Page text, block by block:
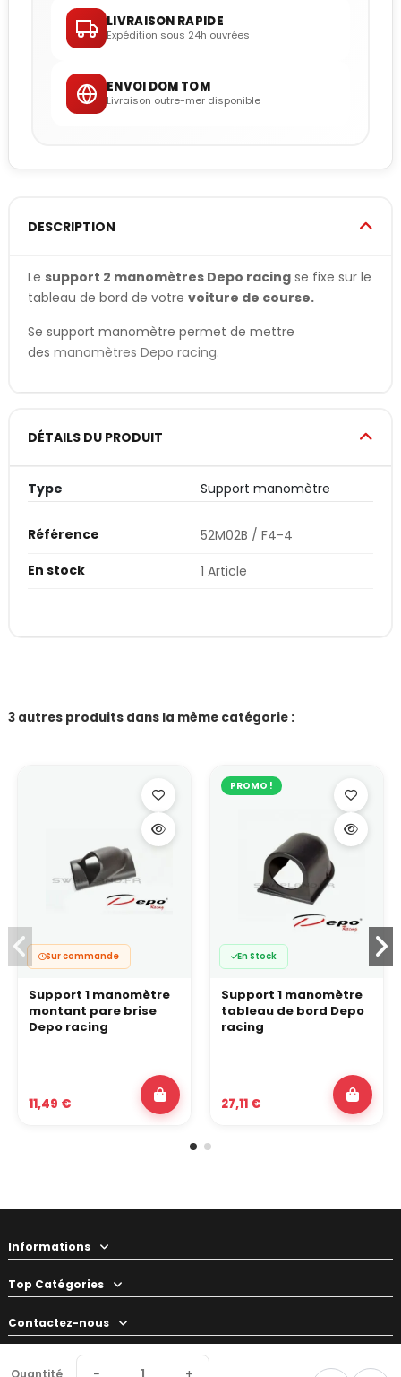
LIVRAISON RAPIDE
Expédition sous 24h ouvrées
ENVOI DOM TOM
Livraison outre-mer disponible
DESCRIPTION
Le support 2 manomètres Depo racing se fixe sur le
tableau de bord de votre voiture de course.
Se support manomètre permet de mettre
des manomètres Depo racing.
DÉTAILS DU PRODUIT
Type Support manomètre
Référence
52M02B / F4-4
En stock
1 Article
3 autres produits dans la même catégorie :
Sur commande
Support 1 manomètre
montant pare brise
Depo racing
11,49 €
PROMO !
En Stock
Support 1 manomètre
tableau de bord Depo
racing
27,11 €
Informations
Top Catégories
Contactez-nous
Votre préparateur